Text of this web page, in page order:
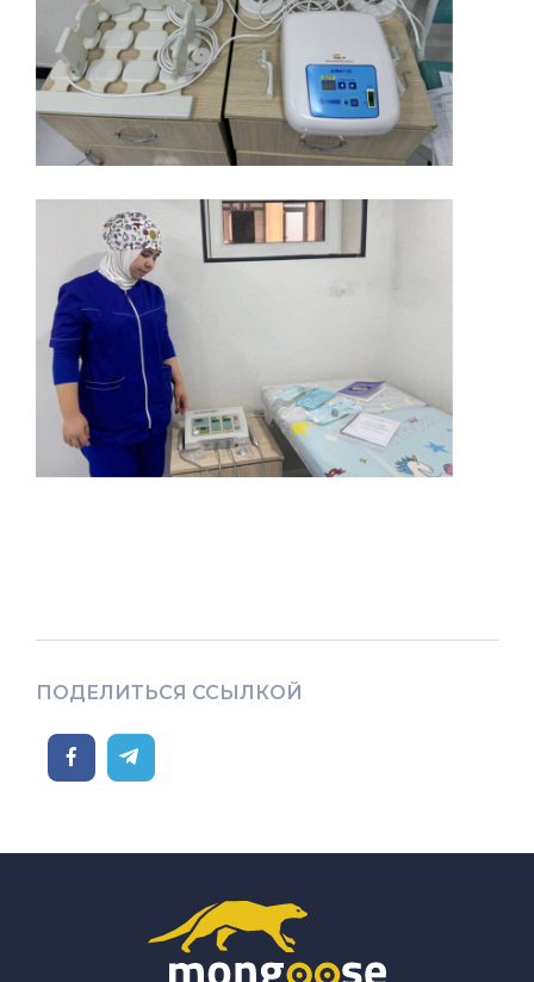
ПОДЕЛИТЬСЯ ССЫЛКОЙ